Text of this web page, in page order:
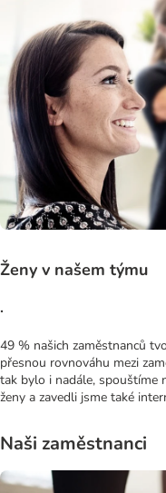
Ženy v našem týmu
.
49 % našich zaměstnanců
přesnou rovnováhu mezi
tak bylo i nadále, spouštíme
ženy a zavedli jsme také
Naši zaměstnanci